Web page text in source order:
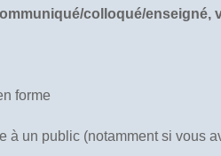
colloqué/enseigné,
forme
à un public (notamment si vous